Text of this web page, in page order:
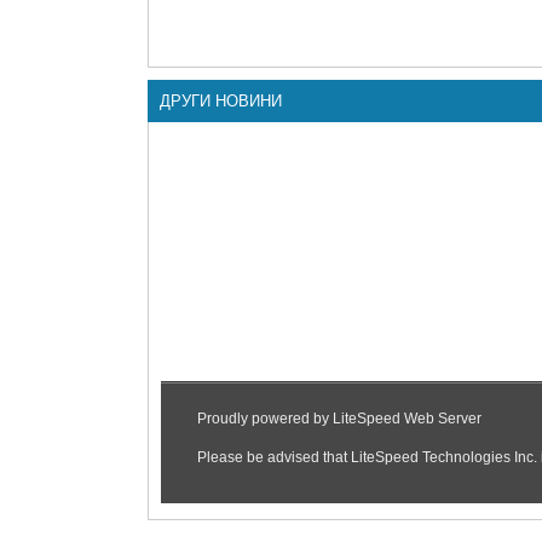
ДРУГИ НОВИНИ